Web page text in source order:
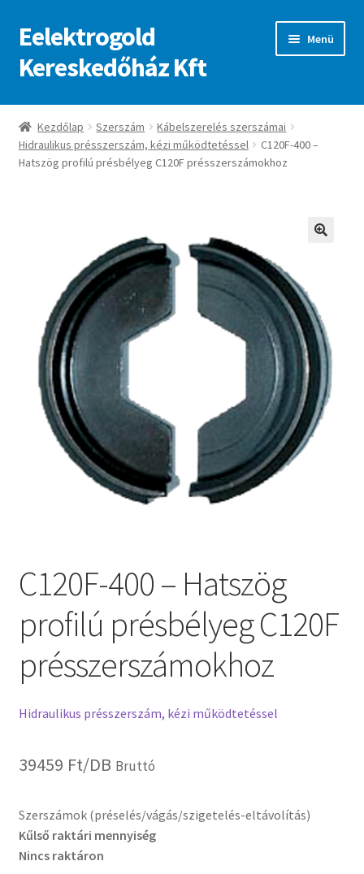
Ugrás
a
navigációhoz
Kilépés
a
tartalomba
Eelektrogold
Kereskedőház Kft
Menü
Kezdőlap
A fiókom
Kezdőlap Szerszám
Kábelszerelés szerszámai
Hidraulikus présszerszám, kézi működtetéssel
C120F-400 –
Hatszög profilú présbélyeg C120F présszerszámokhoz
C120F-400 – Hatszög
profilú présbélyeg C120F
présszerszámokhoz
Hidraulikus présszerszám, kézi működtetéssel
39459 Ft/DB Bruttó
Szerszámok (préselés/vágás/szigetelés-eltávolítás)
Kűlső raktári mennyiség
Nincs raktáron